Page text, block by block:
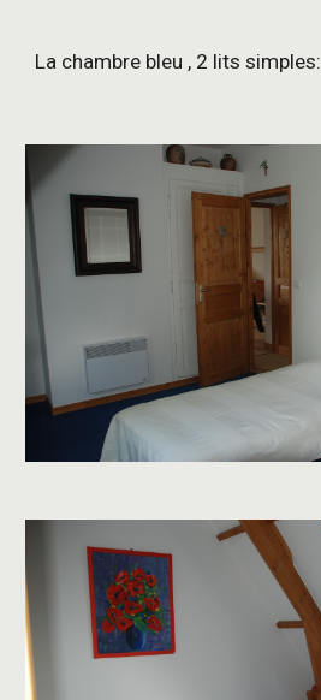
La chambre bleu , 2 lits simples: